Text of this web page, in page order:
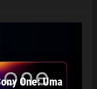
One: Uma